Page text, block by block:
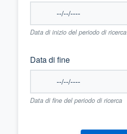
Data di inizio del periodo di ricerca
Data di fine
Data di fine del periodo di ricerca